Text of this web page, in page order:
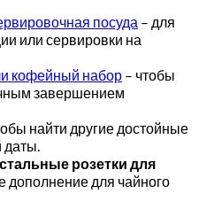
посуда – для
или сервировки на
кофейный набор – чтобы
завершением
найти другие достойные
даты.
розетки для
дополнение для чайного